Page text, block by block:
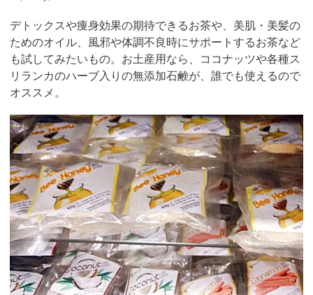
デトックスや痩身効果の期待できるお茶や、美肌・美髪の
ためのオイル、風邪や体調不良時にサポートするお茶など
も試してみたいもの。お土産用なら、ココナッツや各種ス
リランカのハーブ入りの無添加石鹸が、誰でも使えるので
オススメ。